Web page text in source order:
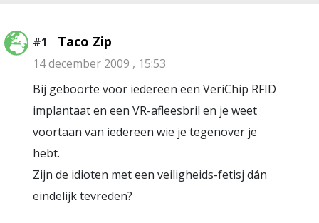
#1 Taco Zip
14 december 2009 , 15:53
Bij geboorte voor iedereen een VeriChip RFID
implantaat en een VR-afleesbril en je weet
voortaan van iedereen wie je tegenover je
hebt.
Zijn de idioten met een veiligheids-fetisj dán
eindelijk tevreden?